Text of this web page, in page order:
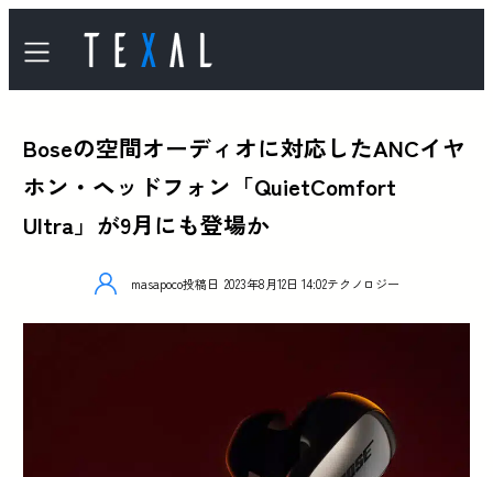
Boseの空間オーディオに対応したANCイヤ
ホン・ヘッドフォン「QuietComfort
Ultra」が9月にも登場か
masapoco投稿日 2023年8月12日 14:02テクノロジー